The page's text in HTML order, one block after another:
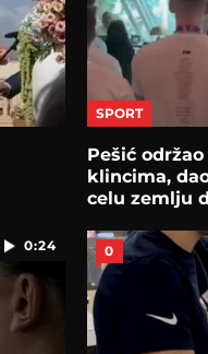
SPORT
Pešić
klincima,
celu zemlju
0:24 0